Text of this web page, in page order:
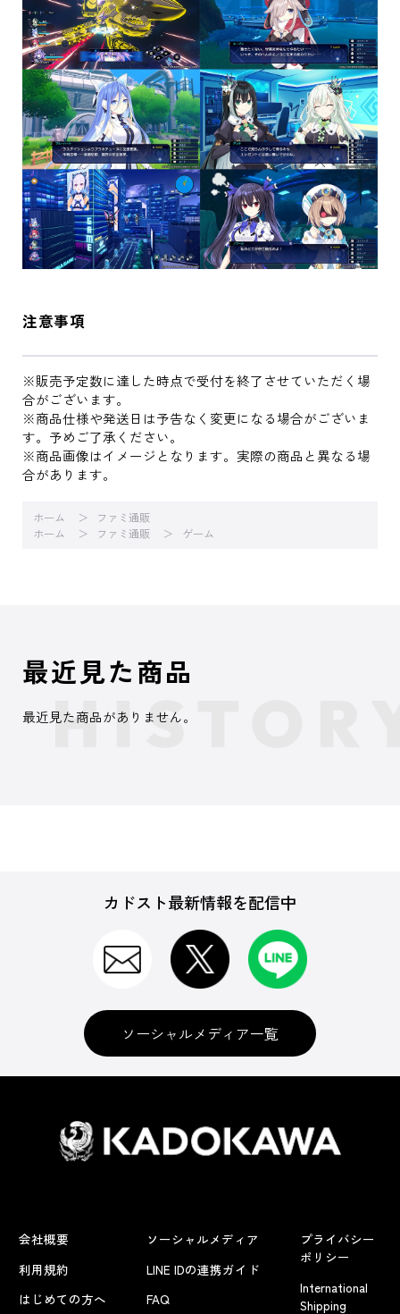
注意事項
※販売予定数に達した時点で受付を終了させていただく場
合がございます。
※商品仕様や発送日は予告なく変更になる場合がございま
す。予めご了承ください。
※商品画像はイメージとなります。実際の商品と異なる場
合があります。
ホーム
ファミ通販
ホーム
ファミ通販 ゲーム
最近見た商品
最近見た商品がありません。
カドスト最新情報を配信中
ソーシャルメディア一覧
会社概要
利用規約
はじめての方へ
ソーシャルメディア
LINE IDの連携ガイド
FAQ
プライバシー
ポリシー
International
Shipping